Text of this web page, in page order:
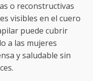
o reconstructivas
visibles en el cuero
puede cubrir
a las mujeres
y saludable sin